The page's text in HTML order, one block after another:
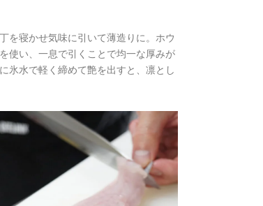
を寝かせ気味に引いて薄造りに。ホウ
使い、一息で引くことで均一な厚みが
氷水で軽く締めて艶を出すと、凛とし